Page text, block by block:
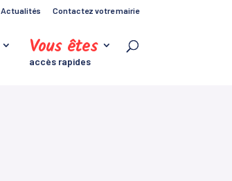
Actualités Contactez votre mairie
Vous êtes
accès rapides